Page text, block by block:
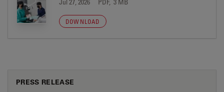
Jul 27, 2026 PDF, 3 MB
DOWNLOAD
PRESS RELEASE